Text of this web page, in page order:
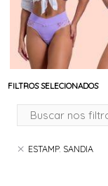
FILTROS SELECIONADOS
ESTAMP. SANDIA